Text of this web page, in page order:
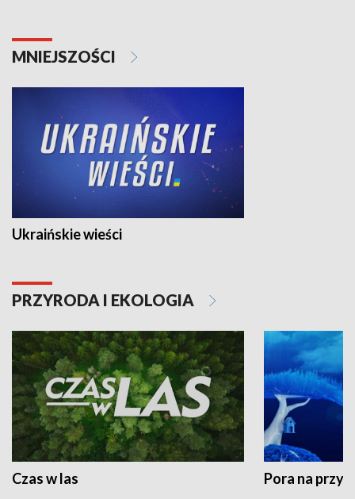
MNIEJSZOŚCI
Ukraińskie wieści
PRZYRODA I EKOLOGIA
Czas w las Pora na